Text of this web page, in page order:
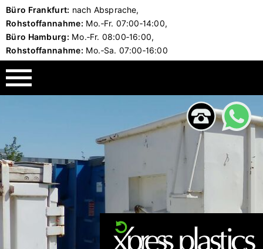
Büro Frankfurt: nach Absprache,
Rohstoffannahme: Mo.‑Fr. 07:00‑14:00,
Büro Hamburg: Mo.‑Fr. 08:00‑16:00,
Rohstoffannahme: Mo.‑Sa. 07:00‑16:00
Unternehmen
Xpress Plastics GmbH
Vorteile als Kunde
Holding
Leistungen
Kunststoffentsorgung PE, PP, PVC
Aufbereitung & Produktion
Containerdienst & Logistik
Werksentsorgung
Hamburg: Entsorgung von Kunststoffrohren
Kunststoff-Produkte
Mahlgut PE-HD
Mahlgut PE 100
Technische Kunststoffe
Granulat